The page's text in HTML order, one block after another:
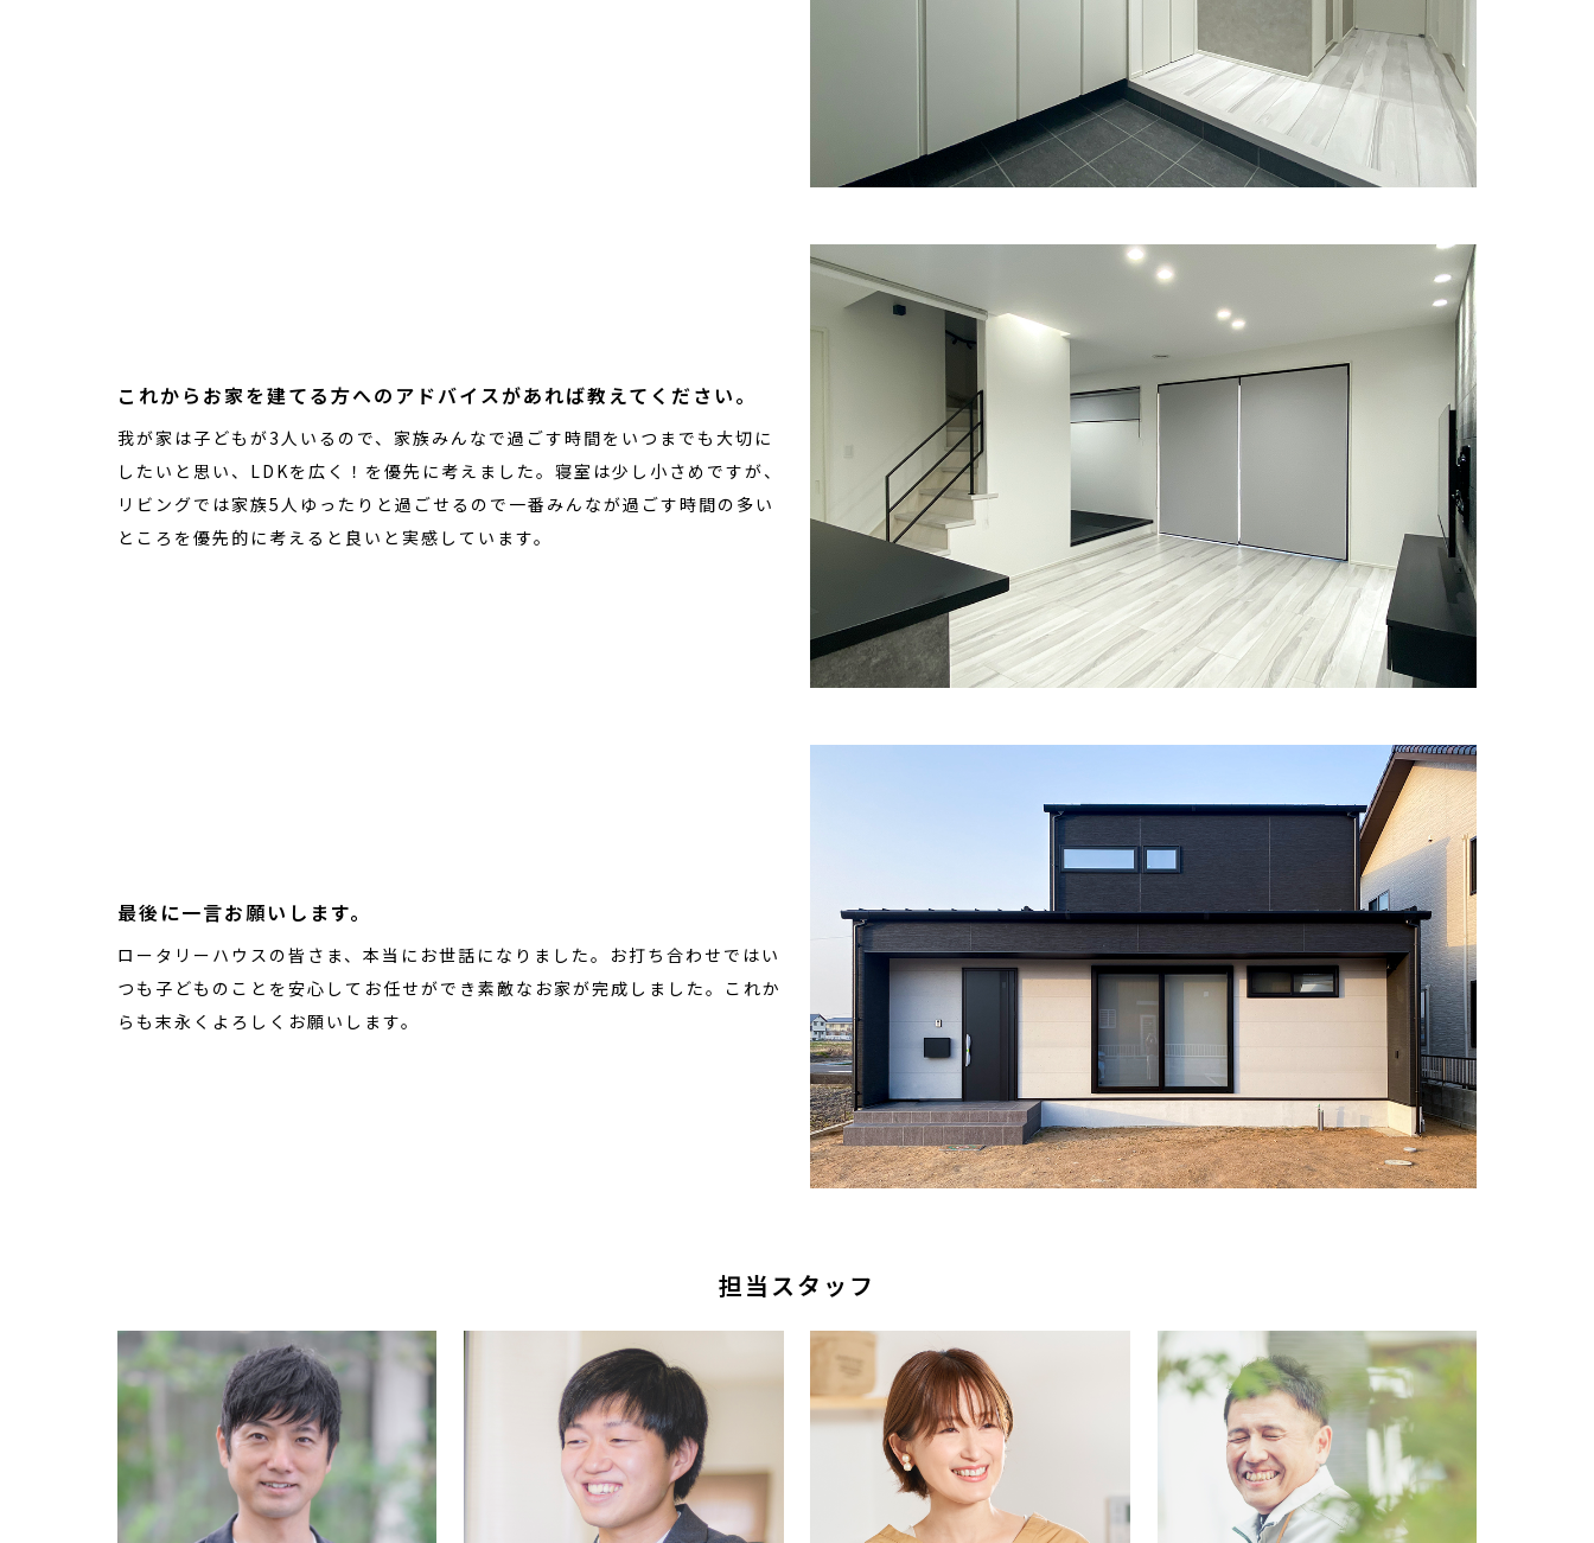
これからお家を建てる方へのアドバイスがあれば教えてください。
我が家は子どもが3人いるので、家族みんなで過ごす時間をいつまでも大切に
したいと思い、LDKを広く！を優先に考えました。寝室は少し小さめですが、
リビングでは家族5人ゆったりと過ごせるので一番みんなが過ごす時間の多い
ところを優先的に考えると良いと実感しています。
最後に一言お願いします。
ロータリーハウスの皆さま、本当にお世話になりました。お打ち合わせではい
つも子どものことを安心してお任せができ素敵なお家が完成しました。これか
らも末永くよろしくお願いします。
担当スタッフ